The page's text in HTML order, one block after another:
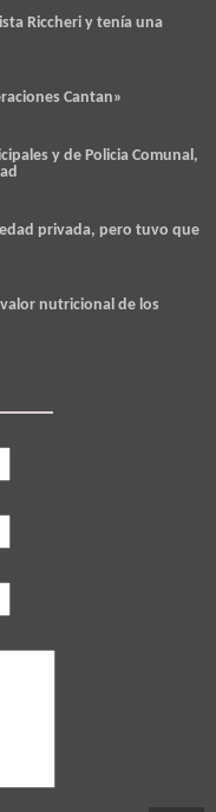
Riccheri y tenía una
Cantan»
y de Policia Comunal,
privada, pero tuvo que
nutricional de los